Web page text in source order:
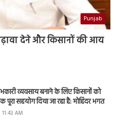
Punjab
देने और किसानों की आय
व्यवसाय बनाने के लिए किसानों को
पूरा सहयोग दिया जा रहा है: मोहिंदर भगत
AM